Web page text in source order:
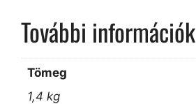
További információk
Tömeg
1,4 kg